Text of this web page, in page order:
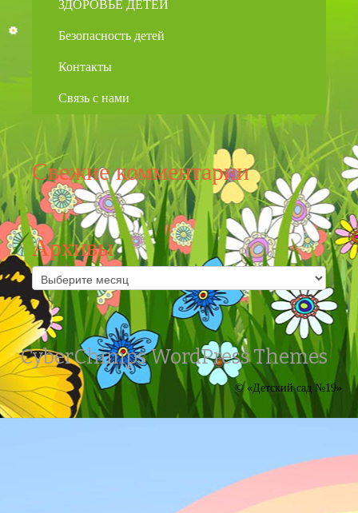
ЗДОРОВЬЕ ДЕТЕЙ
Безопасность детей
Контакты
Связь с нами
Свежие комментарии
Архивы
Архивы
CyberChimps WordPress Themes
© «Детский сад №19»